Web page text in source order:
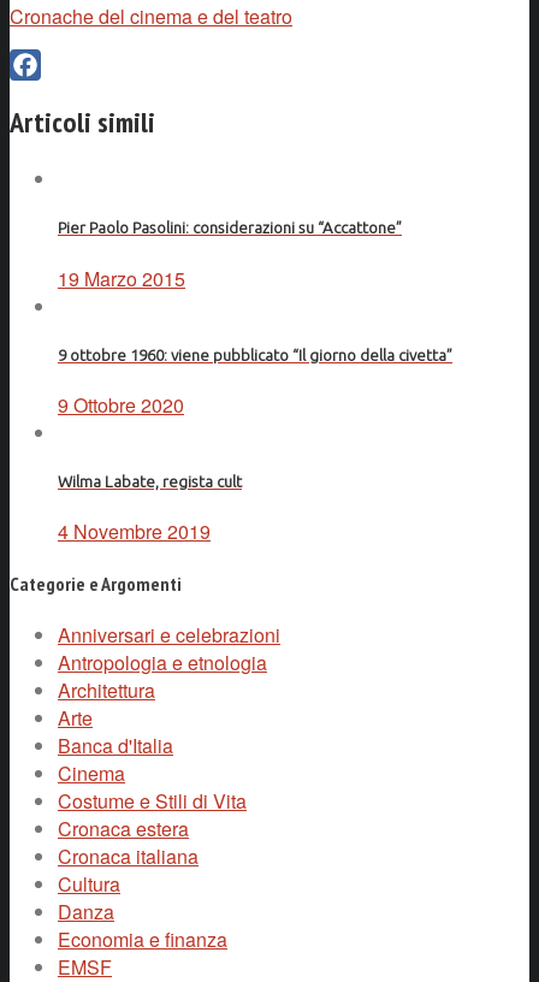
Cronache del cinema e del teatro
Articoli simili
Pier Paolo Pasolini: considerazioni su “Accattone”
19 Marzo 2015
9 ottobre 1960: viene pubblicato “Il giorno della civetta”
9 Ottobre 2020
Wilma Labate, regista cult
4 Novembre 2019
Categorie e Argomenti
Anniversari e celebrazioni
Antropologia e etnologia
Architettura
Arte
Banca d'Italia
Cinema
Costume e Stili di Vita
Cronaca estera
Cronaca italiana
Cultura
Danza
Economia e finanza
EMSF